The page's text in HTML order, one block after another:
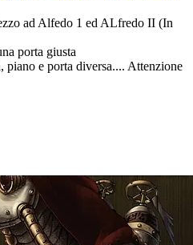
ad Alfedo 1 ed ALfredo II (In
porta giusta
piano e porta diversa.... Attenzione